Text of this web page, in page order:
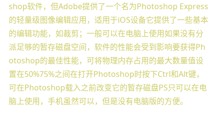
shop软件，但Adobe提供了一个名为Photoshop Express
的轻量级图像编辑应用，适用于iOS设备它提供了一些基本
的编辑功能，如裁剪；一般可以在电脑上使用如果没有分
派足够的暂存磁盘空间，软件的性能会受到影响要获得Ph
otoshop的最佳性能，可将物理内存占用的最大数量值设
置在50%75%之间在打开Photoshop时按下Ctrl和Alt键，
可在Photoshop载入之前改变它的暂存磁盘PS只可以在电
脑上使用，手机虽然可以，但是没有电脑版的方便。